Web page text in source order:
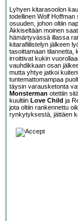
Lyhyen kitarasoolon
todellinen Wolf
osuuden, johon oltiin
Äkkiseltään moinen
hämärtyvässä illassa
kitarafiilistelyn jälkeen
tasoittamaan tilannetta,
irroittivat kukin
vauhdikkaan osan
mutta yhtye jatkoi
tuntemattomampaa
täysin varausketonta
Monsterman otettiin
kuultiin Love Child ja
jota oltiin rankennettu
rynkytyksestä, jättäen